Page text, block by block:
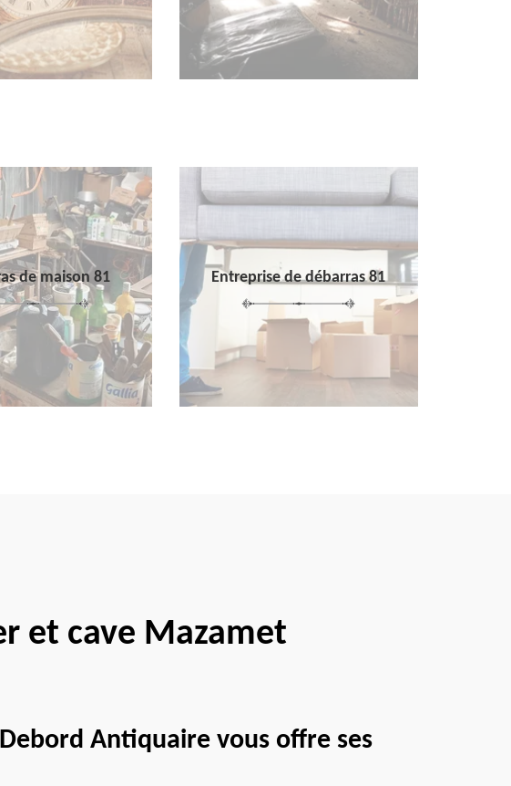
de maison 81 Entreprise de débarras 81
et cave Mazamet
Antiquaire vous offre ses